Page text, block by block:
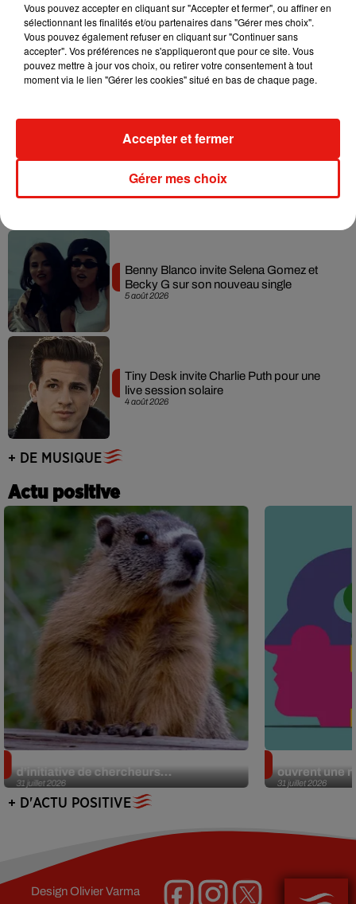
7 août 2026
Tayc et Didi B dévoilent le single le plus
dansant de l’année
Angèle et Amélie Lens dévoilent leur
collaboration tant attendue
5 août 2026
Benny Blanco invite Selena Gomez et
Becky G sur son nouveau single
4 août 2026
Tiny Desk invite Charlie Puth pour une
live session solaire
+ DE MUSIQUE
Actu positive
31 juillet 2026
d’initiative de chercheurs...
31 juillet 2026
ouvrent une
+ D'ACTU POSITIVE
DesignOlivier Varma
Vous pouvez accepter en cliquant sur "Accepter et fermer", ou affiner en
sélectionnant les finalités et/ou partenaires dans "Gérer mes choix".
Vous pouvez également refuser en cliquant sur "Continuer sans
accepter". Vos préférences ne s'appliqueront que pour ce site. Vous
pouvez mettre à jour vos choix, ou retirer votre consentement à tout
moment via le lien "Gérer les cookies" situé en bas de chaque page.
Gérer mes choix
Accepter et fermer